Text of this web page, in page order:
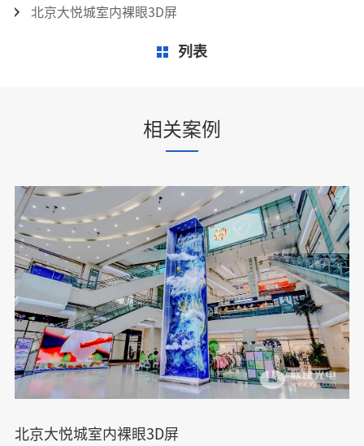
北京大悦城室内裸眼3D屏
列表
相关案例
北京大悦城室内裸眼3D屏